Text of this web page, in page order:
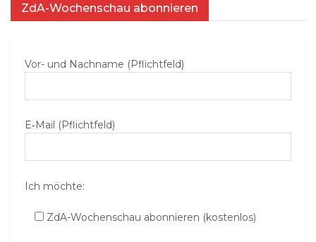
ZdA-Wochenschau abonnieren
Vor- und Nachname (Pflichtfeld)
E‑Mail (Pflichtfeld)
Ich möchte:
ZdA-Wochenschau abonnieren (kostenlos)